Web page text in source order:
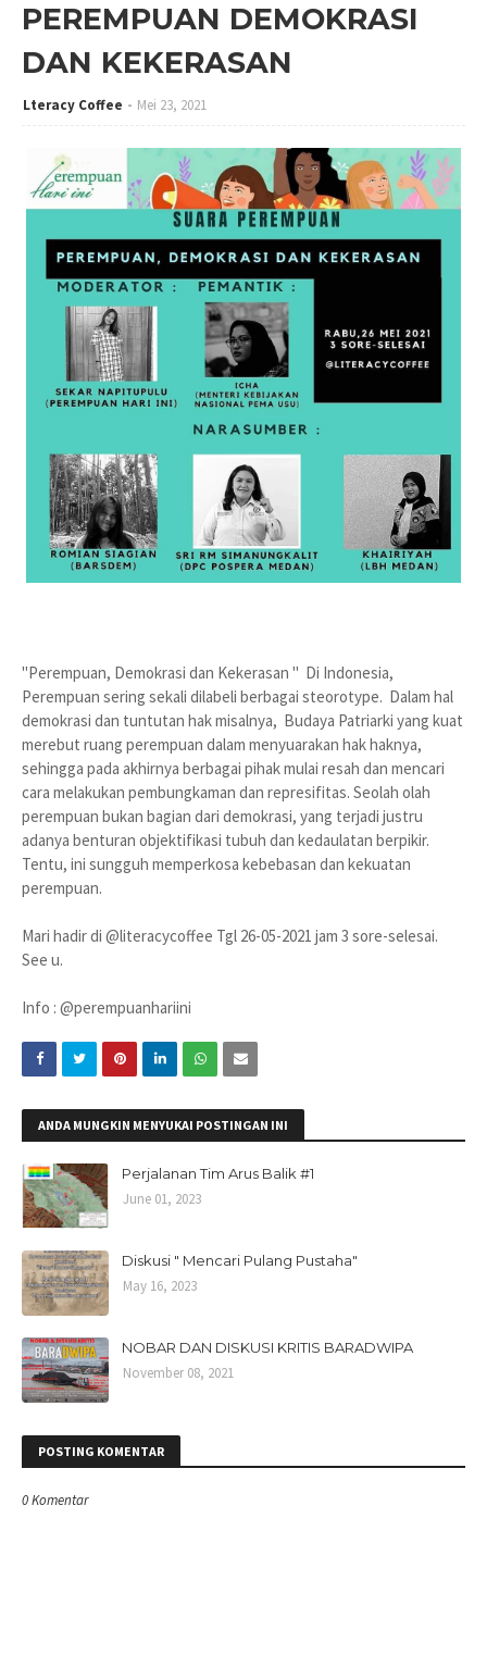
PEREMPUAN DEMOKRASI
DAN KEKERASAN
Lteracy Coffee Mei 23, 2021
"Perempuan, Demokrasi dan Kekerasan " Di Indonesia,
Perempuan sering sekali dilabeli berbagai steorotype. Dalam hal
demokrasi dan tuntutan hak misalnya, Budaya Patriarki yang kuat
merebut ruang perempuan dalam menyuarakan hak haknya,
sehingga pada akhirnya berbagai pihak mulai resah dan mencari
cara melakukan pembungkaman dan represifitas. Seolah olah
perempuan bukan bagian dari demokrasi, yang terjadi justru
adanya benturan objektifikasi tubuh dan kedaulatan berpikir.
Tentu, ini sungguh memperkosa kebebasan dan kekuatan
perempuan.
Mari hadir di @literacycoffee Tgl 26-05-2021 jam 3 sore-selesai.
See u.
Info : @perempuanhariini
ANDA MUNGKIN MENYUKAI POSTINGAN INI
Perjalanan Tim Arus Balik #1
June 01, 2023
Diskusi " Mencari Pulang Pustaha"
May 16, 2023
NOBAR DAN DISKUSI KRITIS BARADWIPA
November 08, 2021
POSTING KOMENTAR
0 Komentar